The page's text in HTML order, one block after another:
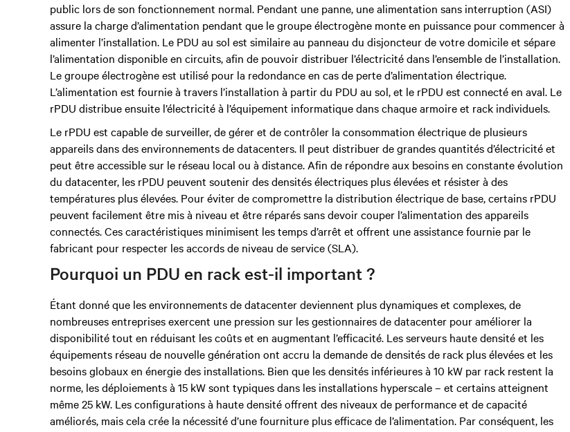
public lors de son fonctionnement normal. Pendant une panne, une alimentation sans interruption (ASI)
assure la charge d’alimentation pendant que le groupe électrogène monte en puissance pour commencer à
alimenter l’installation. Le PDU au sol est similaire au panneau du disjoncteur de votre domicile et sépare
l’alimentation disponible en circuits, afin de pouvoir distribuer l’électricité dans l’ensemble de l’installation.
Le groupe électrogène est utilisé pour la redondance en cas de perte d’alimentation électrique.
L’alimentation est fournie à travers l’installation à partir du PDU au sol, et le rPDU est connecté en aval. Le
rPDU distribue ensuite l’électricité à l’équipement informatique dans chaque armoire et rack individuels.
Le rPDU est capable de surveiller, de gérer et de contrôler la consommation électrique de plusieurs
appareils dans des environnements de datacenters. Il peut distribuer de grandes quantités d’électricité et
peut être accessible sur le réseau local ou à distance. Afin de répondre aux besoins en constante évolution
du datacenter, les rPDU peuvent soutenir des densités électriques plus élevées et résister à des
températures plus élevées. Pour éviter de compromettre la distribution électrique de base, certains rPDU
peuvent facilement être mis à niveau et être réparés sans devoir couper l’alimentation des appareils
connectés. Ces caractéristiques minimisent les temps d’arrêt et offrent une assistance fournie par le
fabricant pour respecter les accords de niveau de service (SLA).
Pourquoi un PDU en rack est-il important ?
Étant donné que les environnements de datacenter deviennent plus dynamiques et complexes, de
nombreuses entreprises exercent une pression sur les gestionnaires de datacenter pour améliorer la
disponibilité tout en réduisant les coûts et en augmentant l’efficacité. Les serveurs haute densité et les
équipements réseau de nouvelle génération ont accru la demande de densités de rack plus élevées et les
besoins globaux en énergie des installations. Bien que les densités inférieures à 10 kW par rack restent la
norme, les déploiements à 15 kW sont typiques dans les installations hyperscale – et certains atteignent
même 25 kW. Les configurations à haute densité offrent des niveaux de performance et de capacité
améliorés, mais cela crée la nécessité d’une fourniture plus efficace de l’alimentation. Par conséquent, les